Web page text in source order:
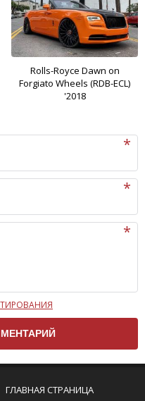
Rolls-Royce Dawn on
Forgiato Wheels (RDB-ECL)
'2018
на сайте,
правил:
слишком
и чисто
ГЛАВНАЯ СТРАНИЦА